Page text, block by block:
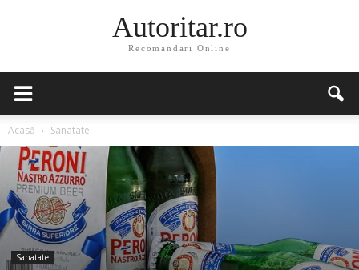
Autoritar.ro
Recomandari Online
Acasă Sanatate
Sanatate